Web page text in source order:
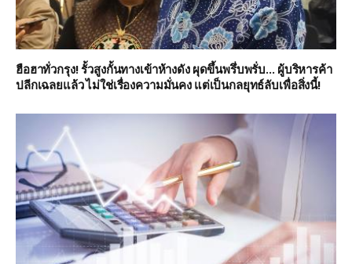
ฮือฮาทั่วกรุง! รั้วสูงกั้นทางเข้าห้างดัง ผุดขึ้นพรึ่บพรั่บ… ผู้บริหารค้า
ปลีกเฉลยแล้ว ไม่ใช่เรื่องความมั่นคง แต่เป็นกลยุทธ์ลับเพื่อสิ่งนี้!